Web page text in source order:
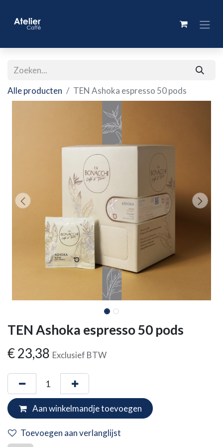
Alle producten TEN Ashoka espresso 50 pods
TEN Ashoka espresso 50 pods
€23,38 Exclusief BTW
Aan winkelmandje toevoegen
Toevoegen aan verlanglijst